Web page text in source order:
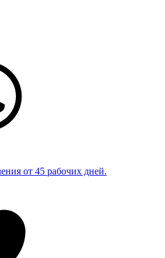
от 45 рабочих дней.